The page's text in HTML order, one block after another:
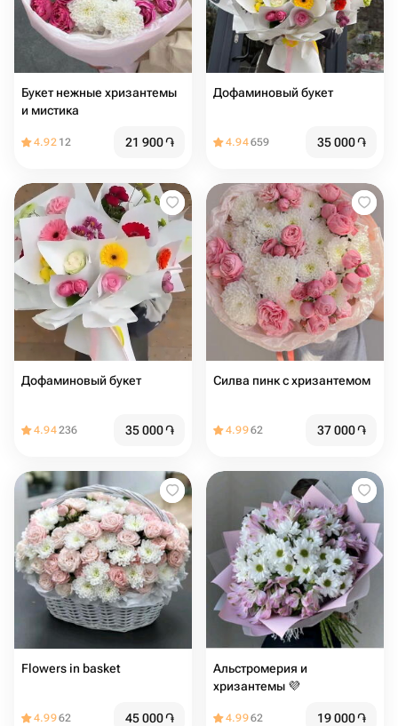
Букет нежные хризантемы
и мистика
4.92 12 21 900֏
Дофаминовый букет
4.94659 35 000֏
Дофаминовый букет
4.94236 35 000֏
Силва пинк с хризантемом
4.9962 37 000֏
Flowers in basket
4.9962 45 000֏
Альстромерия и
хризантемы 💜
4.9962 19 000֏